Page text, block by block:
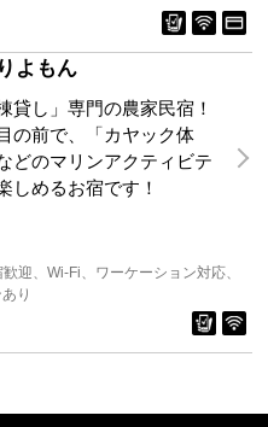
よもん
貸し」専門の農家民宿！
の前で、「カヤック体
どのマリンアクティビテ
しめるお宿です！
歓迎 Wi-Fi
ワーケーション対応
り